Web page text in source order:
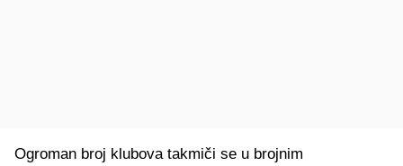
Ogroman broj klubova takmiči se u brojnim